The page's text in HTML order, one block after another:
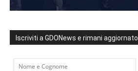
Iscriviti a GDONews e rimani aggiornato